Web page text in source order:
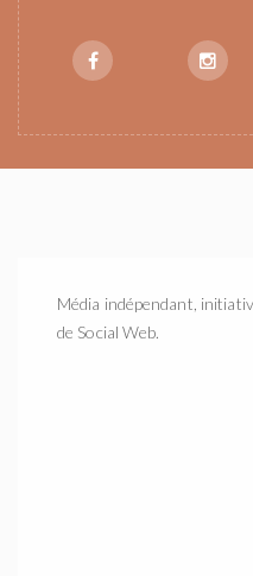
Média indépendant,
de Social Web.